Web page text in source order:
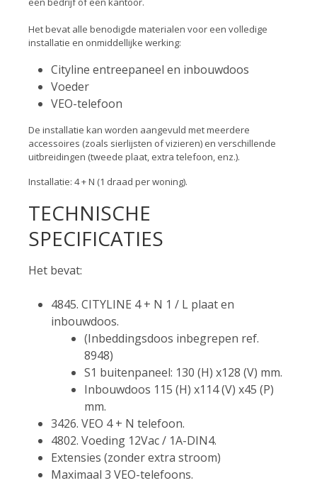
Het bevat alle benodigde materialen voor een volledige
installatie en onmiddellijke werking:
Cityline entreepaneel en inbouwdoos
Voeder
VEO-telefoon
De installatie kan worden aangevuld met meerdere
accessoires (zoals sierlijsten of vizieren) en verschillende
uitbreidingen (tweede plaat, extra telefoon, enz.).
Installatie: 4 + N (1 draad per woning).
TECHNISCHE
SPECIFICATIES
Het bevat:
4845. CITYLINE 4 + N 1 / L plaat en
inbouwdoos.
(Inbeddingsdoos inbegrepen ref.
8948)
S1 buitenpaneel: 130 (H) x128 (V) mm.
Inbouwdoos 115 (H) x114 (V) x45 (P)
mm.
3426. VEO 4 + N telefoon.
4802. Voeding 12Vac / 1A-DIN4.
Extensies (zonder extra stroom)
Maximaal 3 VEO-telefoons.